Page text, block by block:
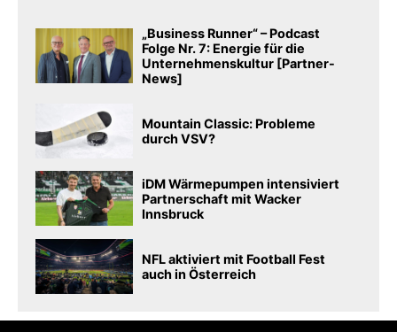
„Business Runner“ – Podcast
Folge Nr. 7: Energie für die
Unternehmenskultur [Partner-
News]
Mountain Classic: Probleme
durch VSV?
iDM Wärmepumpen intensiviert
Partnerschaft mit Wacker
Innsbruck
NFL aktiviert mit Football Fest
auch in Österreich